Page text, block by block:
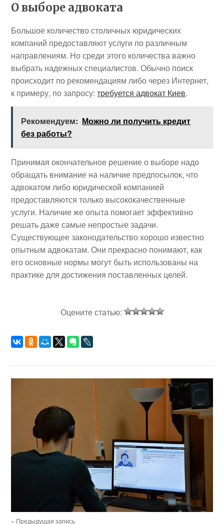
О выборе адвоката
Большое количество столичных юридических
компаний предоставляют услуги по различным
направлениям. Но среди этого количества важно
выбрать надежных специалистов. Обычно поиск
происходит по рекомендациям либо через Интернет,
к примеру, по запросу:требуется адвокат Киев.
Рекомендуем: Можно ли получить кредит
без работы?
Принимая окончательное решение о выборе надо
обращать внимание на наличие предпосылок, что
адвокатом либо юридической компанией
предоставляются только высококачественные
услуги. Наличие же опыта помогает эффективно
решать даже самые непростые задачи.
Существующее законодательство хорошо известно
опытным адвокатам. Они прекрасно понимают, как
его основные нормы могут быть использованы на
практике для достижения поставленных целей.
Оцените статью:
« Предыдущая запись